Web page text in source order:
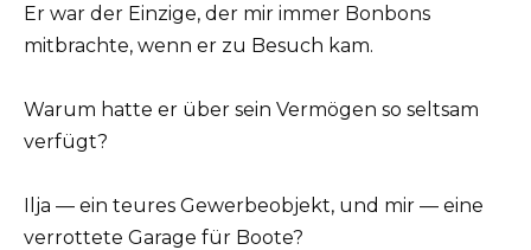
Er war der Einzige, der mir immer Bonbons
mitbrachte, wenn er zu Besuch kam.
Warum hatte er über sein Vermögen so seltsam
verfügt?
Ilja — ein teures Gewerbeobjekt, und mir — eine
verrottete Garage für Boote?